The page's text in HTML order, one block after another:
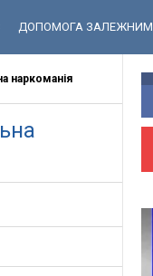
ДОПОМОГА ЗАЛЕЖНИМ
наркоманія